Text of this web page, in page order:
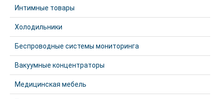
Интимные товары
Холодильники
Беспроводные системы мониторинга
Вакуумные концентраторы
Медицинская мебель